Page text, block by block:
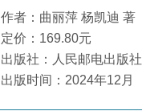
作者：曲丽萍 杨凯迪 著
定价：169.80元
出版社：人民邮电出版社
出版时间：2024年12月